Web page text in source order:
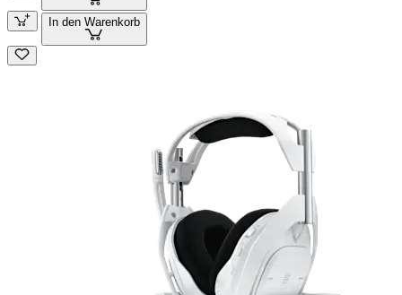
In den Warenkorb